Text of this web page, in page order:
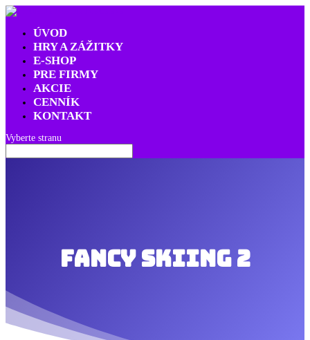
ÚVOD
HRY A ZÁŽITKY
E-SHOP
PRE FIRMY
AKCIE
CENNÍK
KONTAKT
Vyberte stranu
Fancy Skiing 2